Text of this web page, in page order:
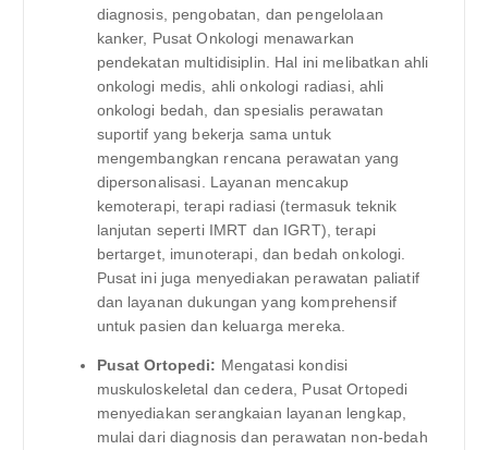
diagnosis, pengobatan, dan pengelolaan
kanker, Pusat Onkologi menawarkan
pendekatan multidisiplin. Hal ini melibatkan ahli
onkologi medis, ahli onkologi radiasi, ahli
onkologi bedah, dan spesialis perawatan
suportif yang bekerja sama untuk
mengembangkan rencana perawatan yang
dipersonalisasi. Layanan mencakup
kemoterapi, terapi radiasi (termasuk teknik
lanjutan seperti IMRT dan IGRT), terapi
bertarget, imunoterapi, dan bedah onkologi.
Pusat ini juga menyediakan perawatan paliatif
dan layanan dukungan yang komprehensif
untuk pasien dan keluarga mereka.
Pusat Ortopedi: Mengatasi kondisi
muskuloskeletal dan cedera, Pusat Ortopedi
menyediakan serangkaian layanan lengkap,
mulai dari diagnosis dan perawatan non-bedah